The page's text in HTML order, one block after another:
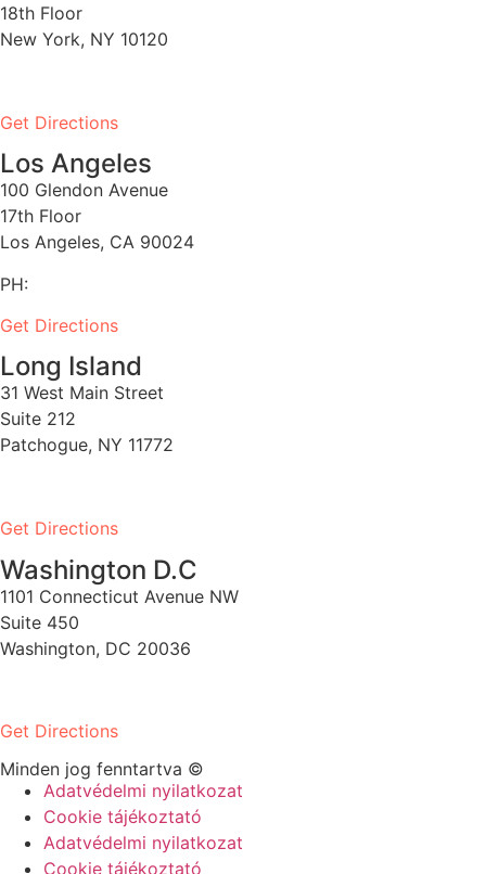
18th Floor
New York, NY 10120
Get Directions
Los Angeles
100 Glendon Avenue
17th Floor
Los Angeles, CA 90024
PH:
Get Directions
Long Island
31 West Main Street
Suite 212
Patchogue, NY 11772
Get Directions
Washington D.C
1101 Connecticut Avenue NW
Suite 450
Washington, DC 20036
Get Directions
Minden jog fenntartva ©
Adatvédelmi nyilatkozat
Cookie tájékoztató
Adatvédelmi nyilatkozat
Cookie tájékoztató